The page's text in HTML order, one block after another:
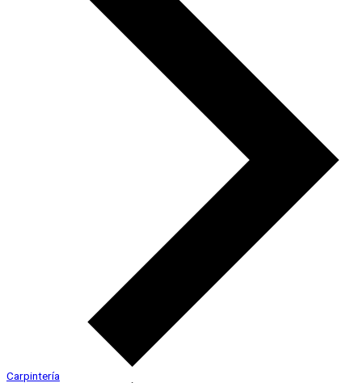
Carpintería